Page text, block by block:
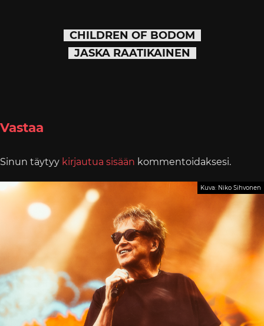
CHILDREN OF BODOM
JASKA RAATIKAINEN
Vastaa
Sinun täytyy kirjautua sisään kommentoidaksesi.
Kuva: Niko Sihvonen